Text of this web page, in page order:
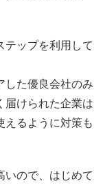
テップを利用して
した優良会社のみ
届けられた企業は
えるように対策も
いので、はじめて